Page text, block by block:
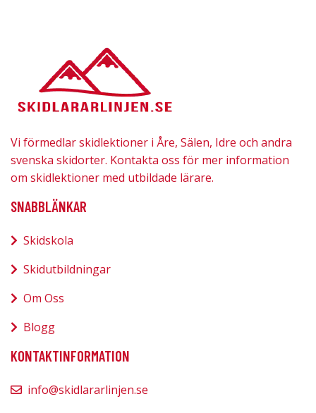
Vi förmedlar skidlektioner i Åre, Sälen, Idre och andra
svenska skidorter. Kontakta oss för mer information
om skidlektioner med utbildade lärare.
SNABBLÄNKAR
Skidskola
Skidutbildningar
Om Oss
Blogg
KONTAKTINFORMATION
info@skidlararlinjen.se